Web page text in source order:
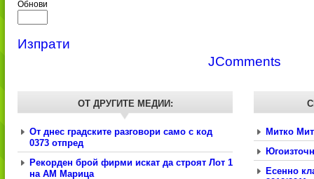
Обнови
Изпрати
JComments
ОТДРУГИТЕ МЕДИИ:
От днес градските разговори само с код
0373 отпред
Рекорден брой фирми искат да строят Лот 1
на АМ Марица
Митко
Есенно